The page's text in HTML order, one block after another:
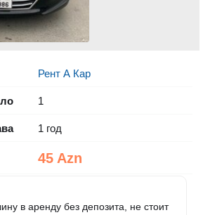
Рент А Кар
1
1 год
45 Azn
в аренду без депозита, не стоит